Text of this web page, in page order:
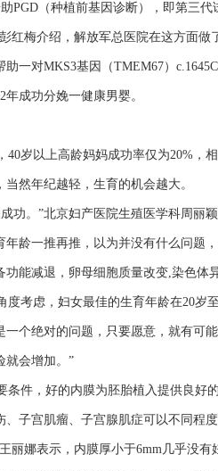
PGD（种植前基因诊断），即第三
红梅介绍，解放军总医院在这方面
一对MKS3基因（TMEM67）
成功分娩一健康男婴。
岁以上高龄妈妈成功率仅为20%，
然年纪越轻，生育的机会越大。
功。”北京妇产医院生殖医学科周丽
年龄一推再推，以为并没有什么问题
功能减退，卵母细胞质量改变,染色
考虑，妇女最佳的生育年龄在20岁
个绝对的问题，只要愿意，就有可
就会增加。”
件，好的内膜为胚胎植入提供良好
子宫肌瘤、子宫腺肌症可以不同程
丽娜表示，内膜厚小于6mm几乎没有